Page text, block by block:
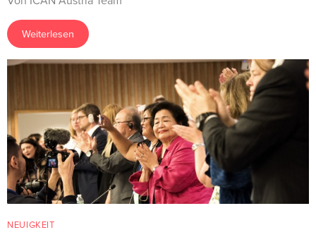
Weiterlesen
NEUIGKEIT